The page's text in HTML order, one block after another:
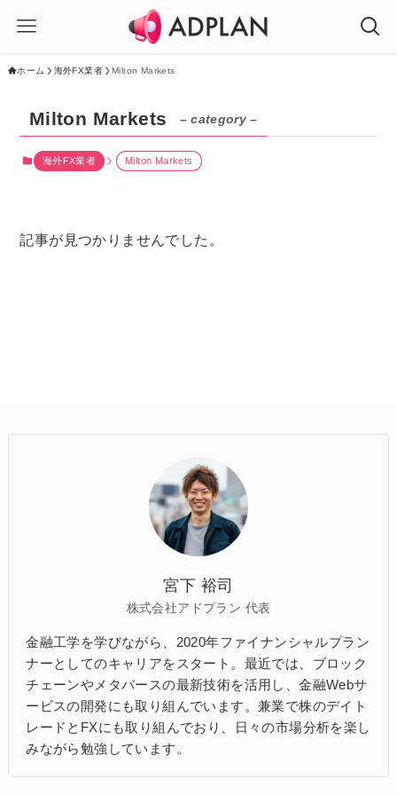
ホーム 海外FX業者 Milton Markets
Milton Markets – category –
海外FX業者 Milton Markets
記事が見つかりませんでした。
宮下 裕司
株式会社アドプラン 代表
金融工学を学びながら、2020年ファイナンシャルプラン
ナーとしてのキャリアをスタート。最近では、ブロック
チェーンやメタバースの最新技術を活用し、金融Webサ
ービスの開発にも取り組んでいます。兼業で株のデイト
レードとFXにも取り組んでおり、日々の市場分析を楽し
みながら勉強しています。